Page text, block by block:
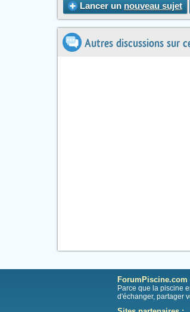
Lancer un nouveau sujet
Autres discussions sur
Parce que la piscine
d'échanger, partager